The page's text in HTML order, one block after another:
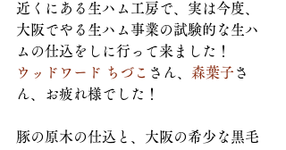
近くにある生ハム工房で、実は今度、
大阪でやる生ハム事業の試験的な生ハ
ムの仕込をしに行って来ました！
ウッドワード ちづこ さん、 森葉子 さ
ん、お疲れ様でした！
豚の原木の仕込と、大阪の希少な黒毛